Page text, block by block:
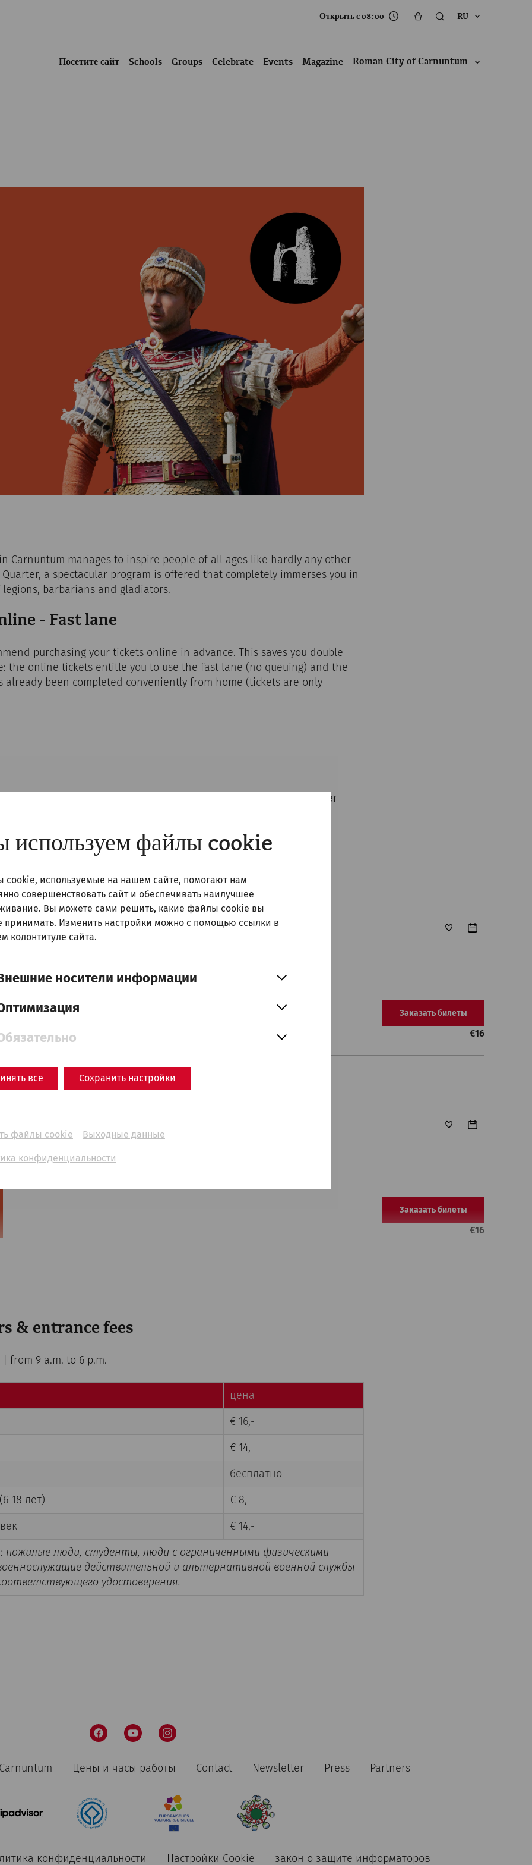
файлы cookie
cookie, используемые на нашем сайте, помогают нам
совершенствовать сайт и обеспечивать наилучшее
Вы можете сами решить, какие файлы cookie вы
принимать. Изменить настройки можно с помощью ссылки в
колонтитуле сайта.
носители информации
все Сохранить настройки
файлы cookie Выходные данные
конфиденциальности
Открыть с 08:00 RU
Посетите сайт Schools Groups Celebrate Events Magazine Roman City of Carnuntum
Carnuntum manages to inspire people of all ages like hardly any other
a spectacular program is offered that completely immerses you in
barbarians and gladiators.
- Fast lane
purchasing your tickets online in advance. This saves you double
the online tickets entitle you to use the fast lane (no queuing) and the
already been completed conveniently from home (tickets are only
at the regular conditions. Say 1x free admission with the NÖ-Card per
also redeem during the Römerfest!
сб, 5. сентябрь2026
Römerfest
Rekonstruiertes Stadtviertel
Заказать билеты
€16
Römerfest
On September 5 and 6, 2026
Заказать билеты
€16
& entrance fees
from 9 a.m. to 6 p.m.
цена
€ 16,-
€ 14,-
бесплатно
18 лет)
€ 8,-
€ 14,-
люди, студенты, люди с ограниченными физическими
действительной и альтернативной военной службы
удостоверения.
Цены и часы работы Contact Newsletter Press Partners
конфиденциальности Настройки Cookie закон о защите информаторов